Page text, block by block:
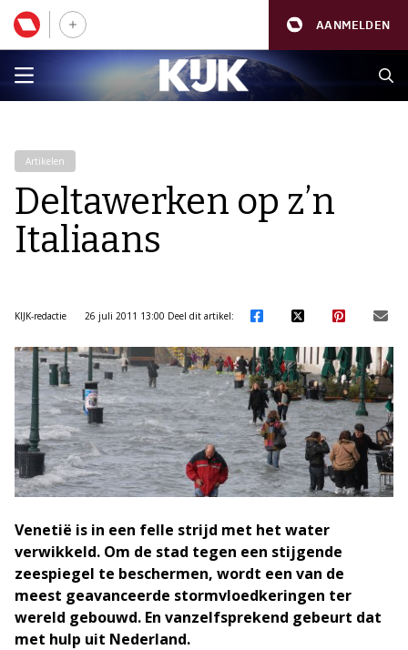
AANMELDEN
Artikelen
Deltawerken op z’n
Italiaans
KIJK-redactie 26 juli 2011 13:00 Deel dit artikel:
Venetië is in een felle strijd met het water
verwikkeld. Om de stad tegen een stijgende
zeespiegel te beschermen, wordt een van de
meest geavanceerde stormvloedkeringen ter
wereld gebouwd. En vanzelfsprekend gebeurt dat
met hulp uit Nederland.